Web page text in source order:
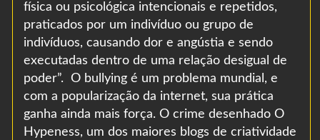
física ou psicológica intencionais e repetidos,
praticados por um indivíduo ou grupo de
indivíduos, causando dor e angústia e sendo
executadas dentro de uma relação desigual de
poder”. O bullying é um problema mundial, e
com a popularização da internet, sua prática
ganha ainda mais força. O crime desenhado O
Hypeness, um dos maiores blogs de criatividade